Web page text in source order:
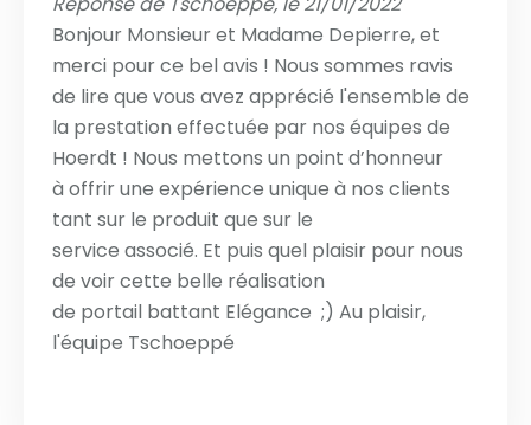
Bonjour Monsieur et Madame Depierre, et
merci pour ce bel avis ! Nous sommes ravis
de lire que vous avez apprécié l'ensemble de
la prestation effectuée par nos équipes de
Hoerdt ! Nous mettons un point d’honneur
à offrir une expérience unique à nos clients
tant sur le produit que sur le
service associé. Et puis quel plaisir pour nous
de voir cette belle réalisation
de portail battant Elégance ;) Au plaisir,
l'équipe Tschoeppé